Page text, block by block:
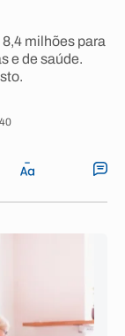
milhões para
e de saúde.